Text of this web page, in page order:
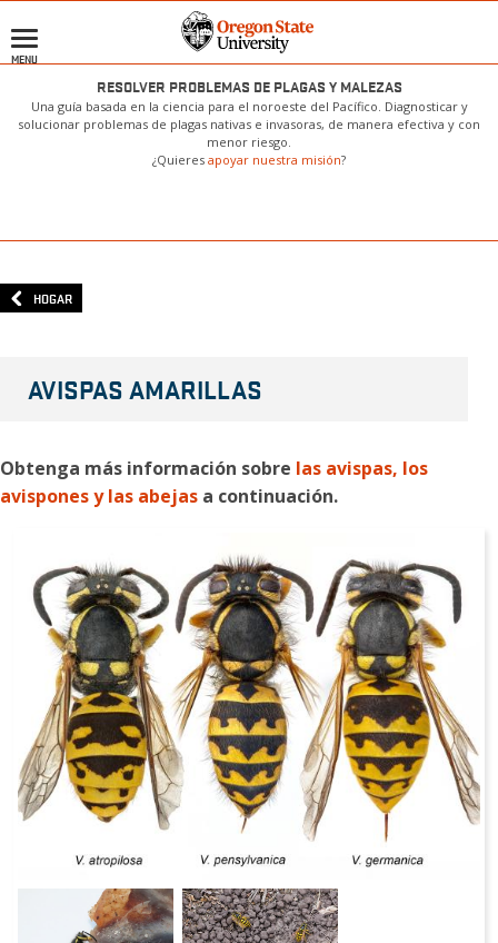
al
contenido
RESOLVER PROBLEMAS DE PLAGAS Y MALEZAS
Una guía basada en la ciencia para el noroeste del Pacífico. Diagnosticar y
solucionar problemas de plagas nativas e invasoras, de manera efectiva y con
menor riesgo.
¿Quieres apoyar nuestra misión?
MENU
HOGAR
AVISPAS AMARILLAS
Obtenga más información sobre las avispas, los
avispones y las abejas a continuación.